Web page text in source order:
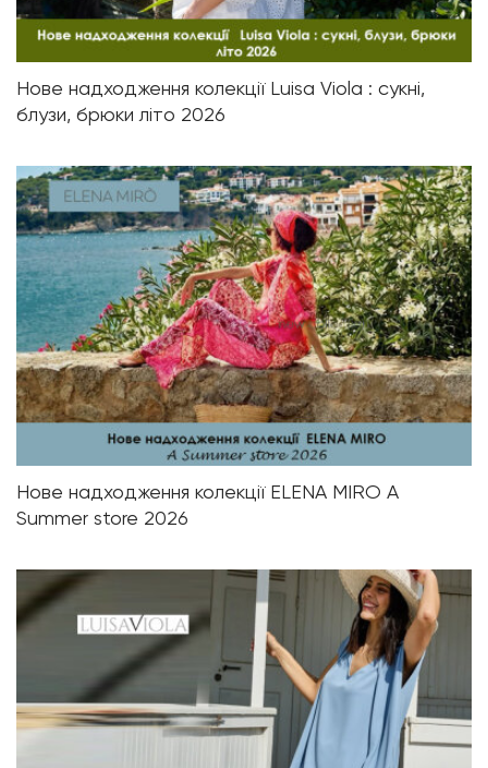
Нове надходження колекції Luisa Viola : сукні,
блузи, брюки літо 2026
Нове надходження колекції ELENA MIRO A
Summer store 2026